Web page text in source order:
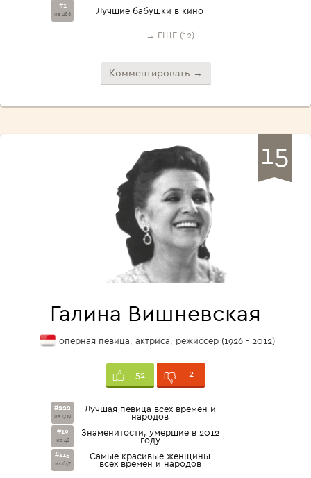
#1
из 286 Лучшие бабушки в кино
→ ЕЩЁ (12)
Комментировать →
15
Галина Вишневская
оперная певица, актриса, режиссёр (1926 - 2012)
52 2
#222
из 409
Лучшая певица всех времён и
народов
#19
из 42
Знаменитости, умершие в 2012
году
#115
из 647
Самые красивые женщины
всех времён и народов